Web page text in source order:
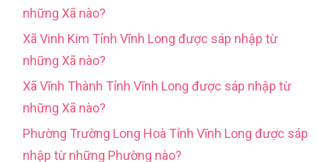
những Xã nào?
Xã Vinh Kim Tỉnh Vĩnh Long được sáp nhập từ
những Xã nào?
Xã Vĩnh Thành Tỉnh Vĩnh Long được sáp nhập từ
những Xã nào?
Phường Trường Long Hoà Tỉnh Vĩnh Long được sáp
nhập từ những Phường nào?